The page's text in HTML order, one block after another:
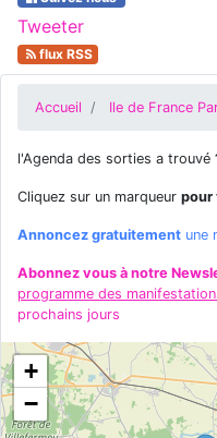
Tweeter
flux RSS
Accueil Ile de France
l'Agenda des sorties a trouvé
Cliquez sur un marqueur pour
Annoncez gratuitement une
Abonnez vous à notre
programme des
prochains jours
+
−